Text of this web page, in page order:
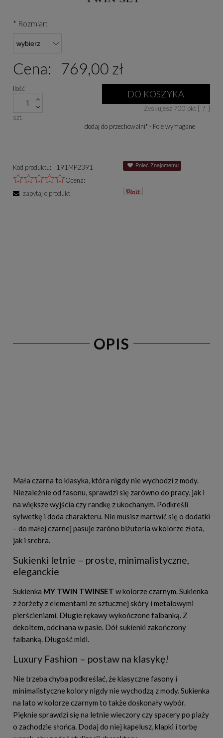
* Rozmiar:
Cena: 769,00 zł
Ilość
szt.
DO KOSZYKA
Zyskujesz 700 pkt [ ? ]
dodaj do przechowalni* - Pole wymagane
Kod produktu:
191MP2391
Ocena:
zapytaj o produkt
Poleć Znajomemu
OPIS
Mała czarna to klasyka, która nigdy nie wychodzi z mody.
Niezależnie od fasonu, sprawdzi się zarówno do pracy, jak i
na większe wyjścia czy randkę z ukochanym. Podkreśli
sylwetkę i doda charakteru. Nie musisz martwić się o dodatki
– do małej czarnej pasuje zaróno biżuteria w kolorze złota,
jak i srebra.
Sukienki letnie – proste, minimalistyczne,
eleganckie
Sukienka MY TWIN TWINSET w kolorze czarnym. Sukienka
z żorżety z elementami ze sztucznej skóry i metalowymi
pierścieniami. Długie rękawy wykończone falbanką. Z
dekoltem, odcinana w pasie. Dół sukienki zakończony
falbanką. Długość midi.
Luxury Fashion – postaw na klasykę!
Nie trzeba chyba podkreślać, że klasyczne fasony i
minimalistyczne kolory nigdy nie wychodzą z mody. Sukienka
na lato w kolorze czarnym to także doskonały wybór.
Pięknie sprawdzi się na letnie wieczory czy spacery po plaży
o zachodzie słońca. Dodaj do niej kapelusz, klapki i torbę